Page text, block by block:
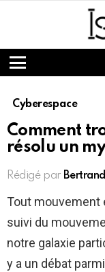
Menu
Cyberespace
Comment
résolu un
Rédigé par
Tout mouvement
suivi du
notre galaxie
y a un débat